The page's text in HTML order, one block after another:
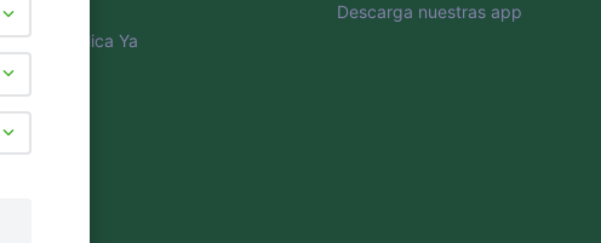
Aplica Ya
Descarga nuestras app